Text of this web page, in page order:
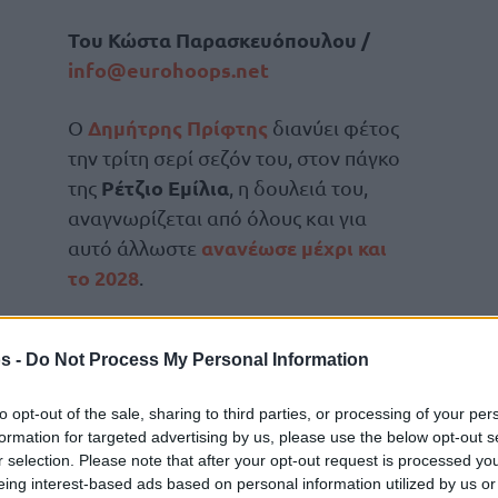
- Do Not Process My Personal Information
opt-out of the sale, sharing to third parties, or processing of your
for targeted advertising by us, please use the below opt-out
selection. Please note that after your opt-out request is processed
interest-based ads based on personal information utilized by us
Του Κώστα Παρασκευόπουλου /
info@eurohoops.net
Ο Δημήτρης Πρίφτης διανύει φέτος
την τρίτη σερί σεζόν του, στον πάγκο
της Ρέτζιο Εμίλια , η δουλειά του,
αναγνωρίζεται από όλους και για
αυτό άλλωστε ανανέωσε μέχρι και
το 2028.
τηςSerie A, με ρεκόρ 12-12 και το πιο
αποθέωσε.
τηςΒανόλι Κρεμόνα(96-78), οι φίλοι της
που έγραφε στα ελληνικά: «Δημήτρη είσαι